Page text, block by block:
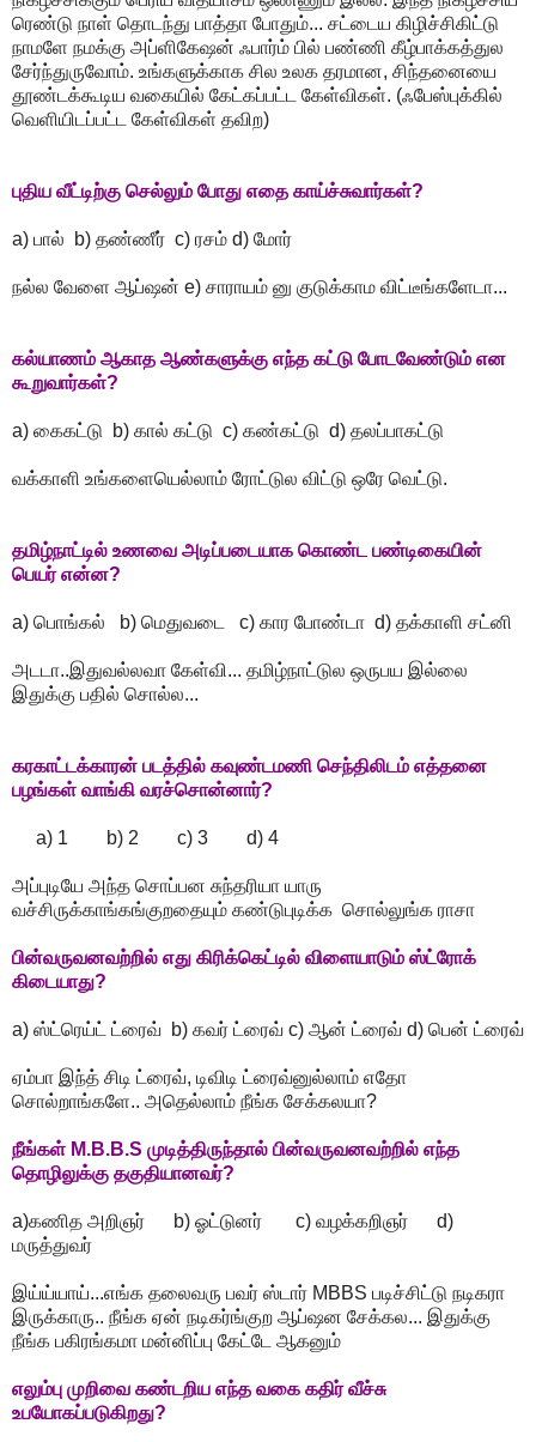
ரெண்டு நாள் தொடந்து பாத்தா போதும்... சட்டைய கிழிச்சிகிட்டு
நாமளே நமக்கு அப்ளிகேஷன் ஃபார்ம் பில் பண்ணி கீழ்பாக்கத்துல
சேர்ந்துருவோம். உங்களுக்காக சில உலக தரமான, சிந்தனையை
தூண்டக்கூடிய வகையில் கேட்கப்பட்ட கேள்விகள். (ஃபேஸ்புக்கில்
வெளியிடப்பட்ட கேள்விகள் தவிற)
புதிய வீட்டிற்கு செல்லும் போது எதை காய்ச்சுவார்கள்?
a) பால் b) தண்ணீர் c) ரசம் d) மோர்
நல்ல வேளை ஆப்ஷன் e) சாராயம் னு குடுக்காம விட்டீங்களேடா...
கல்யாணம் ஆகாத ஆண்களுக்கு எந்த கட்டு போடவேண்டும் என
கூறுவார்கள்?
a) கைகட்டு b) கால் கட்டு c) கண்கட்டு d) தலப்பாகட்டு
வக்காளி உங்களையெல்லாம் ரோட்டுல விட்டு ஒரே வெட்டு.
தமிழ்நாட்டில் உணவை அடிப்படையாக கொண்ட பண்டிகையின்
பெயர் என்ன?
a) பொங்கல் b) மெதுவடை c) கார போண்டா d) தக்காளி சட்னி
அடடா..இதுவல்லவா கேள்வி... தமிழ்நாட்டுல ஒருபய இல்லை
இதுக்கு பதில் சொல்ல...
கரகாட்டக்காரன் படத்தில் கவுண்டமணி செந்திலிடம் எத்தனை
பழங்கள் வாங்கி வரச்சொன்னார்?
a) 1 b) 2 c) 3 d) 4
அப்புடியே அந்த சொப்பன சுந்தரியா யாரு
வச்சிருக்காங்கங்குறதையும் கண்டுபுடிக்க சொல்லுங்க ராசா
பின்வருவனவற்றில் எது கிரிக்கெட்டில் விளையாடும் ஸ்ட்ரோக்
கிடையாது?
a) ஸ்ட்ரெய்ட் ட்ரைவ் b) கவர் ட்ரைவ் c) ஆன் ட்ரைவ் d) பென் ட்ரைவ்
ஏம்பா இந்த் சிடி ட்ரைவ், டிவிடி ட்ரைவ்னுல்லாம் எதோ
சொல்றாங்களே.. அதெல்லாம் நீங்க சேக்கலயா?
நீங்கள் M.B.B.S முடித்திருந்தால் பின்வருவனவற்றில் எந்த
தொழிலுக்கு தகுதியானவர்?
a)கணித அறிஞர் b) ஓட்டுனர் c) வழக்கறிஞர் d)
மருத்துவர்
இய்ய்யாய்...எங்க தலைவரு பவர் ஸ்டார் MBBS படிச்சிட்டு நடிகரா
இருக்காரு.. நீங்க ஏன் நடிகர்ங்குற ஆப்ஷன சேக்கல... இதுக்கு
நீங்க பகிரங்கமா மன்னிப்பு கேட்டே ஆகனும்
எலும்பு முறிவை கண்டறிய எந்த வகை கதிர் வீச்சு
உபயோகப்படுகிறது?